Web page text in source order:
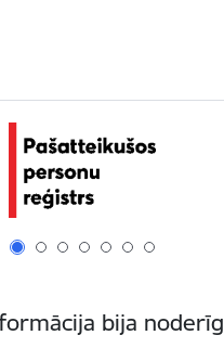
bija